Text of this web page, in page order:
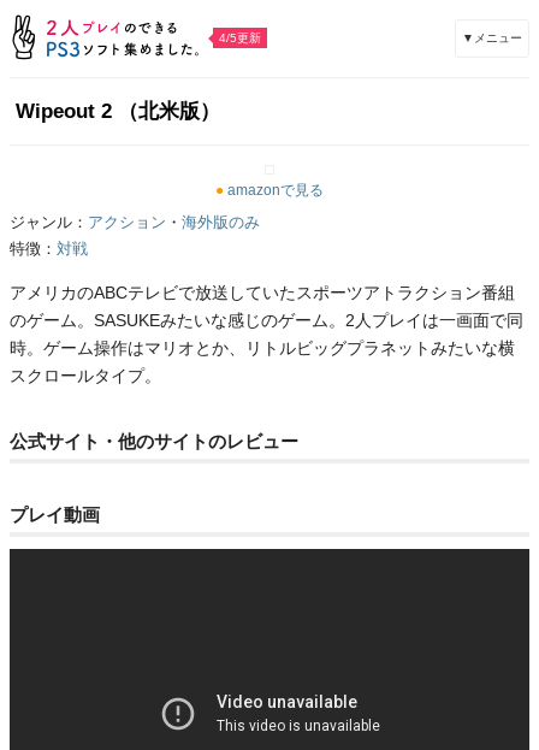
4/5更新 ▼メニュー
Wipeout 2 （北米版）
● amazonで見る
ジャンル： アクション ・ 海外版のみ
特徴： 対戦
アメリカのABCテレビで放送していたスポーツアトラクション番組
のゲーム。SASUKEみたいな感じのゲーム。2人プレイは一画面で同
時。ゲーム操作はマリオとか、リトルビッグプラネットみたいな横
スクロールタイプ。
公式サイト・他のサイトのレビュー
プレイ動画